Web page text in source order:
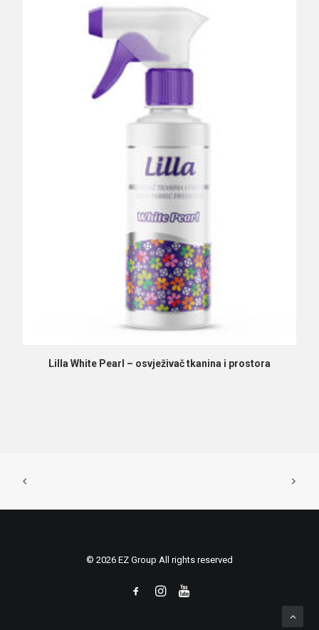
PROČITAJ VIŠE
Lilla White Pearl – osvježivač tkanina i prostora
© 2026 EZ Group All rights reserved